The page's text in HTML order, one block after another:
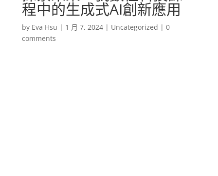
程中的生成式AI創新應用
by Eva Hsu | 1 月 7, 2024| Uncategorized | 0
comments